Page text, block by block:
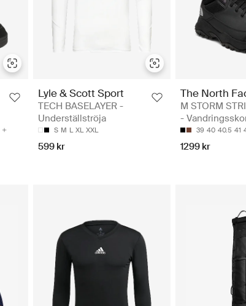
Lyle & Scott Sport
TECH BASELAYER -
Underställströja
S M L XL XXL
599 kr
The North
M STORM
-
39 40 40.5 41
1299 kr